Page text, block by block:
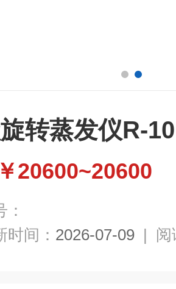
转蒸发仪R-
￥20600~20600
：
时间： 2026-07-09 | 阅